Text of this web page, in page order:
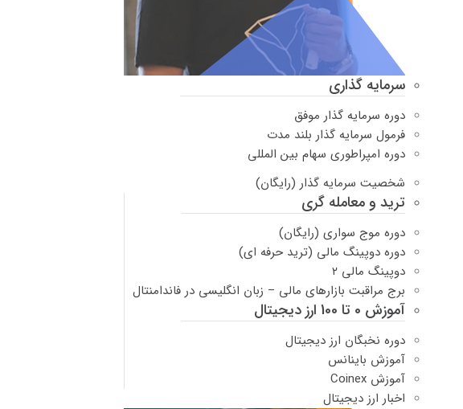
سرمایه گذاری
دوره سرمایه گذار موفق
فرمول سرمایه گذار بلند مدت
دوره امپراطوری سهام بین المللی
شخصیت سرمایه گذار (رایگان)
ترید و معامله گری
دوره موج سواری (رایگان)
دوره دوپینگ مالی (ترید حرفه ای)
دوپینگ مالی ۲
برج مراقبت بازارهای مالی – زبان انگلیسی در فاندامنتال
آموزش 0 تا 100 ارز دیجیتال
دوره نخبگان ارز دیجیتال
آموزش باینانس
آموزش Coinex
اخبار ارز دیجیتال